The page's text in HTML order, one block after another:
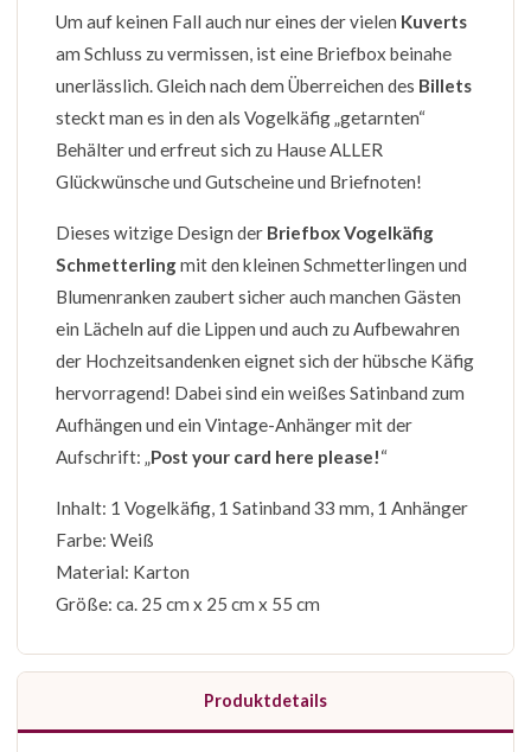
Um auf keinen Fall auch nur eines der vielen Kuverts
am Schluss zu vermissen, ist eine Briefbox beinahe
unerlässlich. Gleich nach dem Überreichen des Billets
steckt man es in den als Vogelkäfig „getarnten“
Behälter und erfreut sich zu Hause ALLER
Glückwünsche und Gutscheine und Briefnoten!
Dieses witzige Design der Briefbox Vogelkäfig
Schmetterlingmit den kleinen Schmetterlingen und
Blumenranken zaubert sicher auch manchen Gästen
ein Lächeln auf die Lippen und auch zu Aufbewahren
der Hochzeitsandenken eignet sich der hübsche Käfig
hervorragend! Dabei sind ein weißes Satinband zum
Aufhängen und ein Vintage-Anhänger mit der
Aufschrift: „Post your card here please!“
Inhalt: 1 Vogelkäfig, 1 Satinband 33 mm, 1 Anhänger
Farbe: Weiß
Material: Karton
Größe: ca. 25 cm x 25 cm x 55 cm
Produktdetails